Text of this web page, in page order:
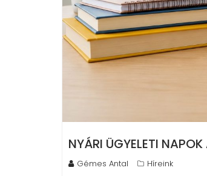
NYÁRI ÜGYELETI
Gémes Antal Híreink